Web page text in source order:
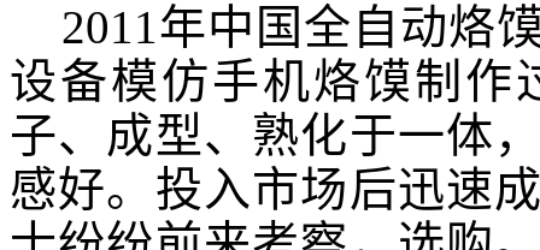
2011年中国全自动烙
设备模仿手机烙馍制作
子、成型、熟化于一体
感好。投入市场后迅速